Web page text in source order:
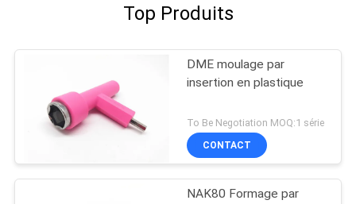
Top Produits
DME moulage par
insertion en plastique
To Be Negotiation MOQ:1 série
CONTACT
NAK80 Formage par